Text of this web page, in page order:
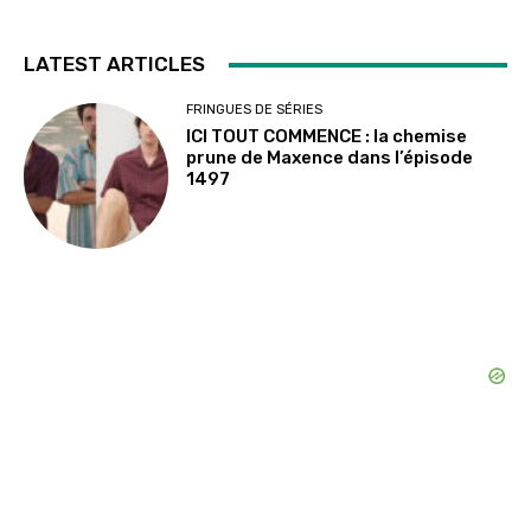
LATEST ARTICLES
FRINGUES DE SÉRIES
ICI TOUT COMMENCE : la chemise
prune de Maxence dans l’épisode
1497